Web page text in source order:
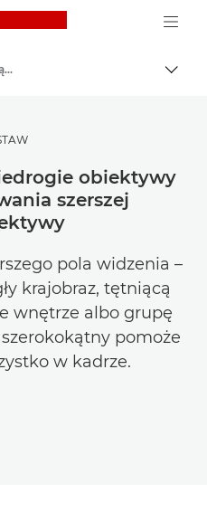
Canon Logo, back
Zainspiruj się | Wskazówki dotyczące fotografii i wydruku oraz przewodniki dla kupujących
Wskazówki i techniki dotyczące fotografii i drukowania
obiektywy
szerszej
pola widzenia –
krajobraz, tętniącą
wnętrze albo grupę
pomoże
w kadrze.